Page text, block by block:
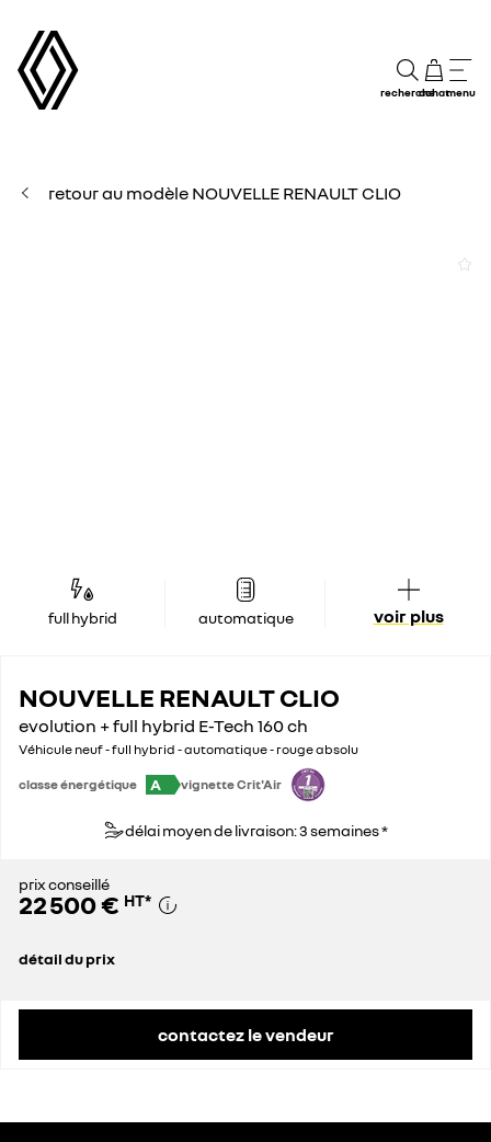
rechercheachatmenu
retour au modèle NOUVELLE RENAULT CLIO
full hybrid automatique voir plus
NOUVELLE RENAULT CLIO
evolution + full hybrid E-Tech 160 ch
Véhicule neuf - full hybrid - automatique - rouge absolu
classe énergétique A vignette Crit'Air
délai moyen de livraison: 3 semaines *
prix conseillé
22 500 € HT*
détail du prix
contactez le vendeur